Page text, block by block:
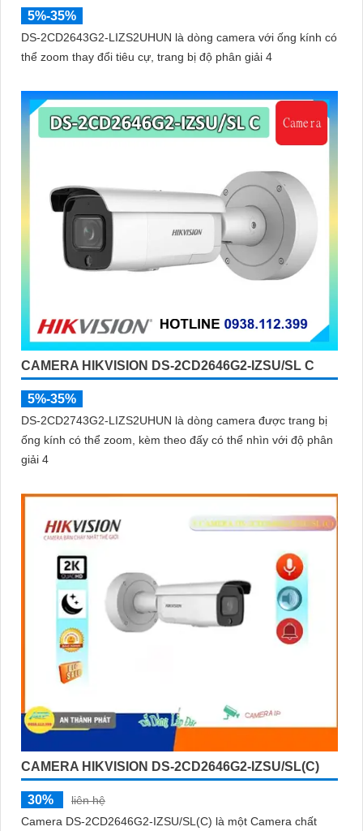
5%-35%
DS-2CD2643G2-LIZS2UHUN là dòng camera với ống kính có
thể zoom thay đổi tiêu cự, trang bị độ phân giải 4
CAMERA HIKVISION DS-2CD2646G2-IZSU/SL C
5%-35%
DS-2CD2743G2-LIZS2UHUN là dòng camera được trang bị
ống kính có thể zoom, kèm theo đấy có thể nhìn với độ phân
giải 4
CAMERA HIKVISION DS-2CD2646G2-IZSU/SL(C)
30%
liên hệ
Camera DS-2CD2646G2-IZSU/SL(C) là một Camera chất